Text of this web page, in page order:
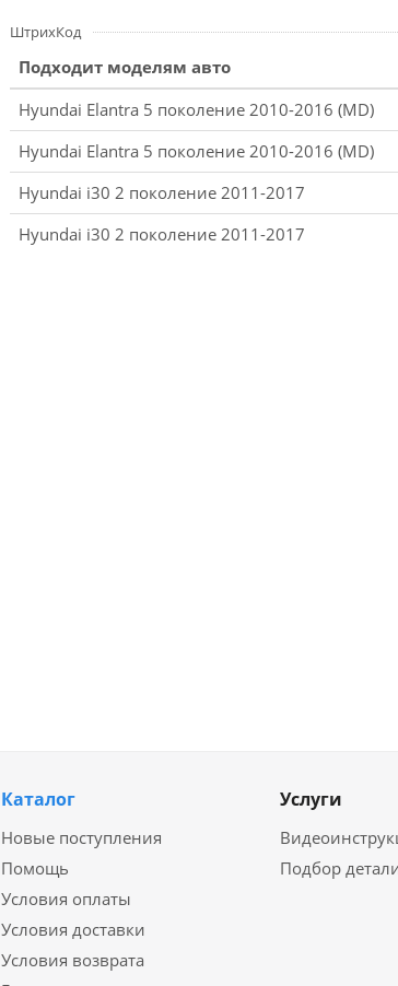
ШтрихКод
Подходит моделям авто
Hyundai Elantra 5 поколение 2010-2016 (MD)
Hyundai Elantra 5 поколение 2010-2016 (MD)
Hyundai i30 2 поколение 2011-2017
Hyundai i30 2 поколение 2011-2017
Каталог
Новые поступления
Помощь
Условия оплаты
Условия доставки
Условия возврата
Услуги
Подбор